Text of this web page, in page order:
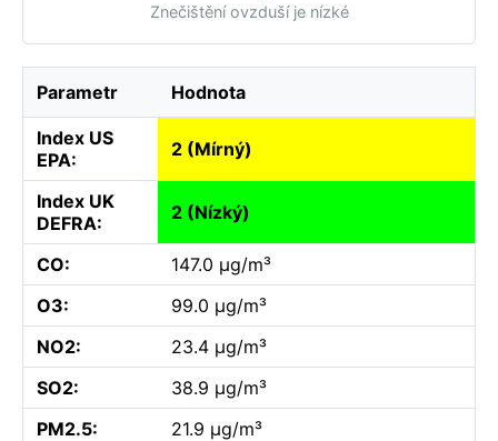
Znečištění ovzduší je nízké
Parametr Hodnota
Index US
EPA:
2 (Mírný)
Index UK
DEFRA:
2 (Nízký)
CO:
147.0 µg/m³
O3:
99.0 µg/m³
NO2:
23.4 µg/m³
SO2:
38.9 µg/m³
PM2.5:
21.9 µg/m³